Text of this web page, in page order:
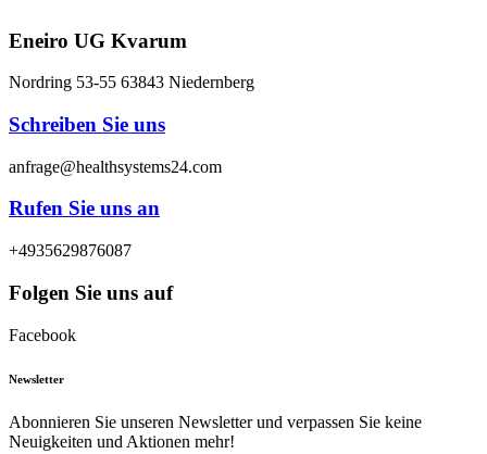
Eneiro UG Kvarum
Nordring 53-55 63843 Niedernberg
Schreiben Sie uns
anfrage@healthsystems24.com
Rufen Sie uns an
+4935629876087
Folgen Sie uns auf
Facebook
Newsletter
Abonnieren Sie unseren Newsletter und verpassen Sie keine
Neuigkeiten und Aktionen mehr!